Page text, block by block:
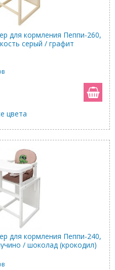
для кормления Пеппи-260,
серый / графит
цвета
для кормления Пеппи-240,
/ шоколад (крокодил)